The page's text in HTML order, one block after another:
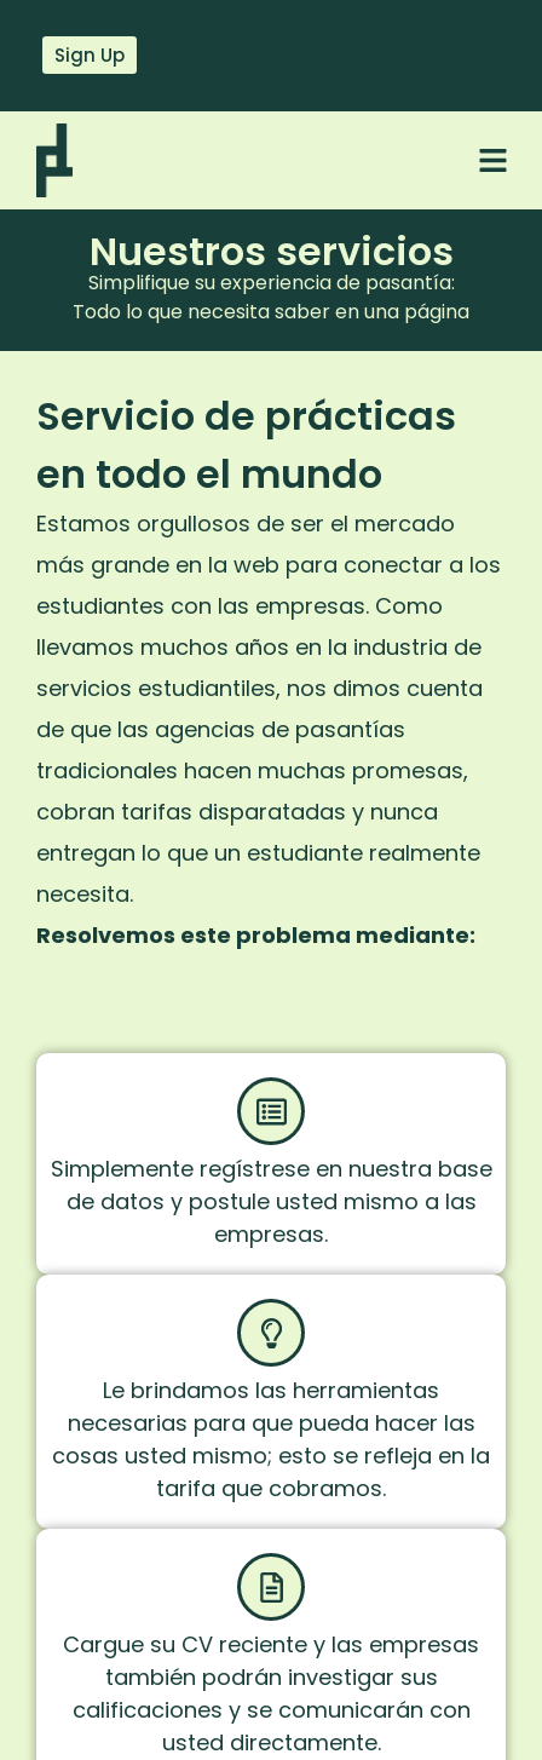
Sign Up
Nuestros servicios
Simplifique su experiencia de pasantía:
Todo lo que necesita saber en una página
Servicio de prácticas
en todo el mundo
Estamos orgullosos de ser el mercado
más grande en la web para conectar a los
estudiantes con las empresas. Como
llevamos muchos años en la industria de
servicios estudiantiles, nos dimos cuenta
de que las agencias de pasantías
tradicionales hacen muchas promesas,
cobran tarifas disparatadas y nunca
entregan lo que un estudiante realmente
necesita.
Resolvemos este problema mediante:
Simplemente regístrese en nuestra base
de datos y postule usted mismo a las
empresas.
Le brindamos las herramientas
necesarias para que pueda hacer las
cosas usted mismo; esto se refleja en la
tarifa que cobramos.
Cargue su CV reciente y las empresas
también podrán investigar sus
calificaciones y se comunicarán con
usted directamente.